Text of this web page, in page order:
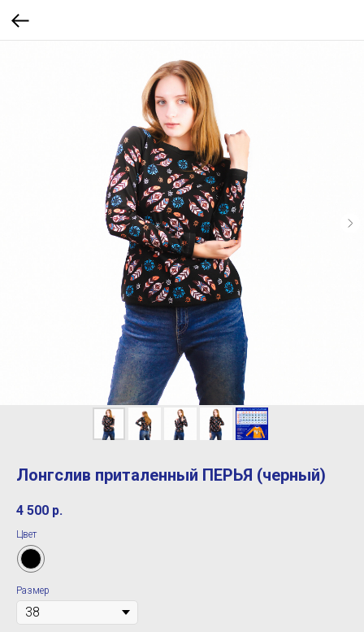
Лонгслив приталенный ПЕРЬЯ (черный)
4 500 р.
Цвет
Размер